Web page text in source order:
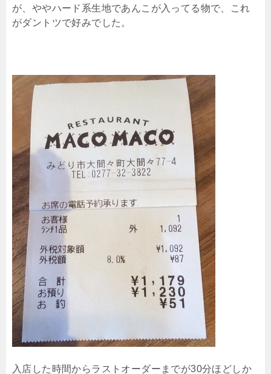
が、ややハード系生地であんこが入ってる物で、これ
がダントツで好みでした。
入店した時間からラストオーダーまでが30分ほどしか